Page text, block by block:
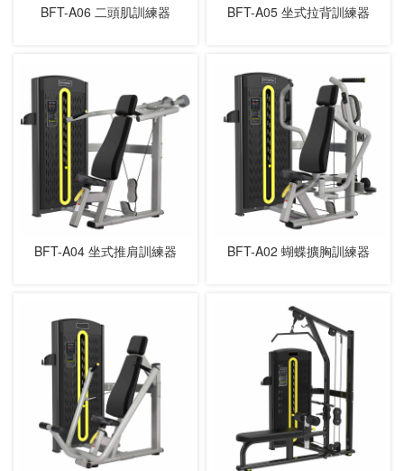
BFT-A06 二頭肌訓練器 BFT-A05 坐式拉背訓練器
BFT-A04 坐式推肩訓練器 BFT-A02 蝴蝶擴胸訓練器